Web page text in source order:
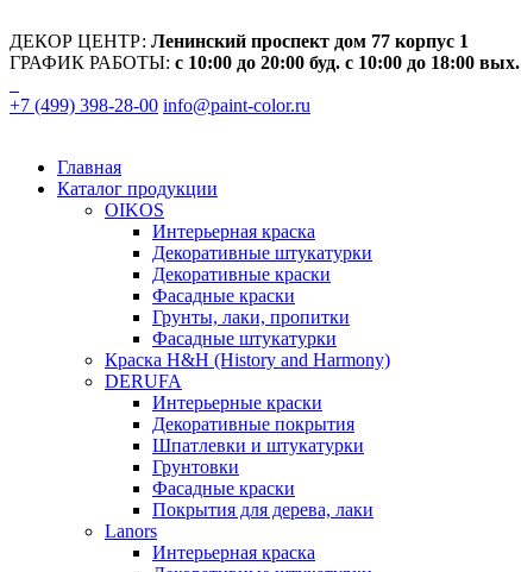
ДЕКОР ЦЕНТР: Ленинский проспект дом 77 корпус 1
ГРАФИК РАБОТЫ: с 10:00 до 20:00 буд. с 10:00 до 18:00 вых.
+7 (499) 398-28-00 info@paint-color.ru
Главная
Каталог продукции
OIKOS
Интерьерная краска
Декоративные штукатурки
Декоративные краски
Фасадные краски
Грунты, лаки, пропитки
Фасадные штукатурки
Краска H&H (History and Harmony)
DERUFA
Интерьерные краски
Декоративные покрытия
Шпатлевки и штукатурки
Грунтовки
Фасадные краски
Покрытия для дерева, лаки
Lanors
Интерьерная краска